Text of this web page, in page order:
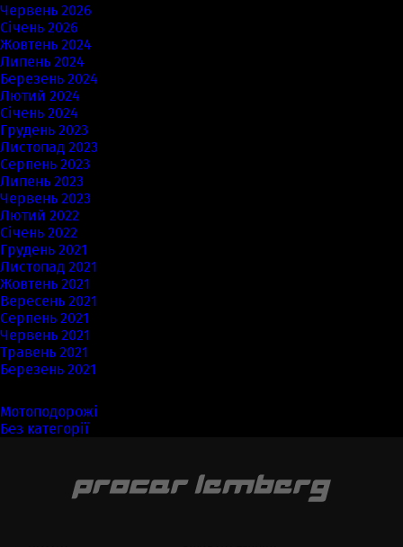
Червень 2026
Січень 2026
Жовтень 2024
Липень 2024
Березень 2024
Лютий 2024
Січень 2024
Грудень 2023
Листопад 2023
Серпень 2023
Липень 2023
Червень 2023
Лютий 2022
Січень 2022
Грудень 2021
Листопад 2021
Жовтень 2021
Вересень 2021
Серпень 2021
Червень 2021
Травень 2021
Березень 2021
Мотоподорожі
Без категорії